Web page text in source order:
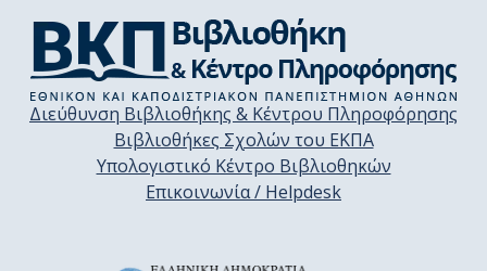
Διεύθυνση Βιβλιοθήκης & Κέντρου Πληροφόρησης
Βιβλιοθήκες Σχολών του ΕΚΠΑ
Υπολογιστικό Κέντρο Βιβλιοθηκών
Επικοινωνία / Helpdesk